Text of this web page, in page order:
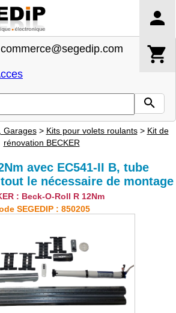
Garages> Kits pour volets roulants> Kit de
rénovation BECKER
avec EC541-II B, tube
le nécessaire de montage
: Beck-O-Roll R 12Nm
SEGEDIP : 850205